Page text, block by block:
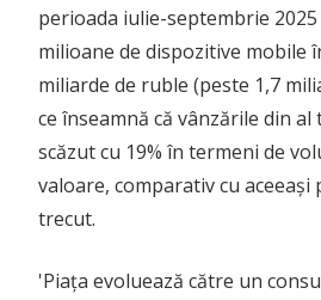
perioada iulie-septembrie
milioane de dispozitive mobile
miliarde de ruble (peste 1,7
ce înseamnă că vânzările din
scăzut cu 19% în termeni de
valoare, comparativ cu aceeași
trecut.
'Piața evoluează către un